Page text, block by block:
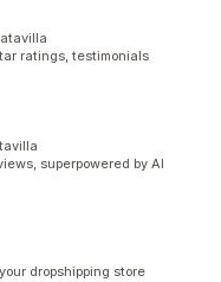
ratings, testimonials
superpowered by AI
dropshipping store